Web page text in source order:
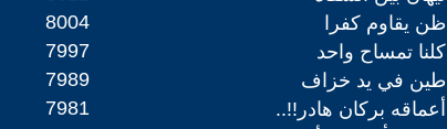
8004 ظن يقاوم كفرا
7997 كلنا تمساح واحد
7989 طين في يد خزاف
7981 أعماقه بركان هادر!!..